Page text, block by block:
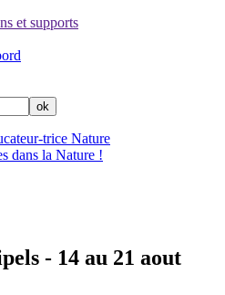
et supports
trice Nature
dans la Nature !
- 14 au 21 aout